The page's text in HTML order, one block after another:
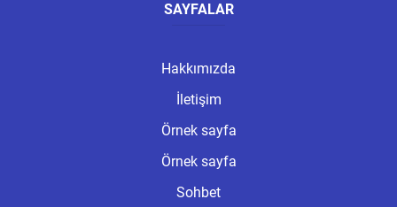
SAYFALAR
Hakkımızda
İletişim
Örnek sayfa
Örnek sayfa
Sohbet